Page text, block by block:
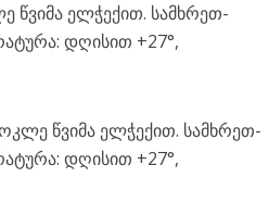
წვიმა ელჭექით. სამხრეთ-
დღისით +27°,
წვიმა ელჭექით. სამხრეთ-
დღისით +27°,